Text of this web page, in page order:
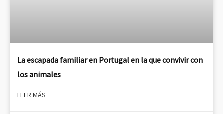
La escapada familiar en Portugal en la que convivir con
los animales
LEER MÁS